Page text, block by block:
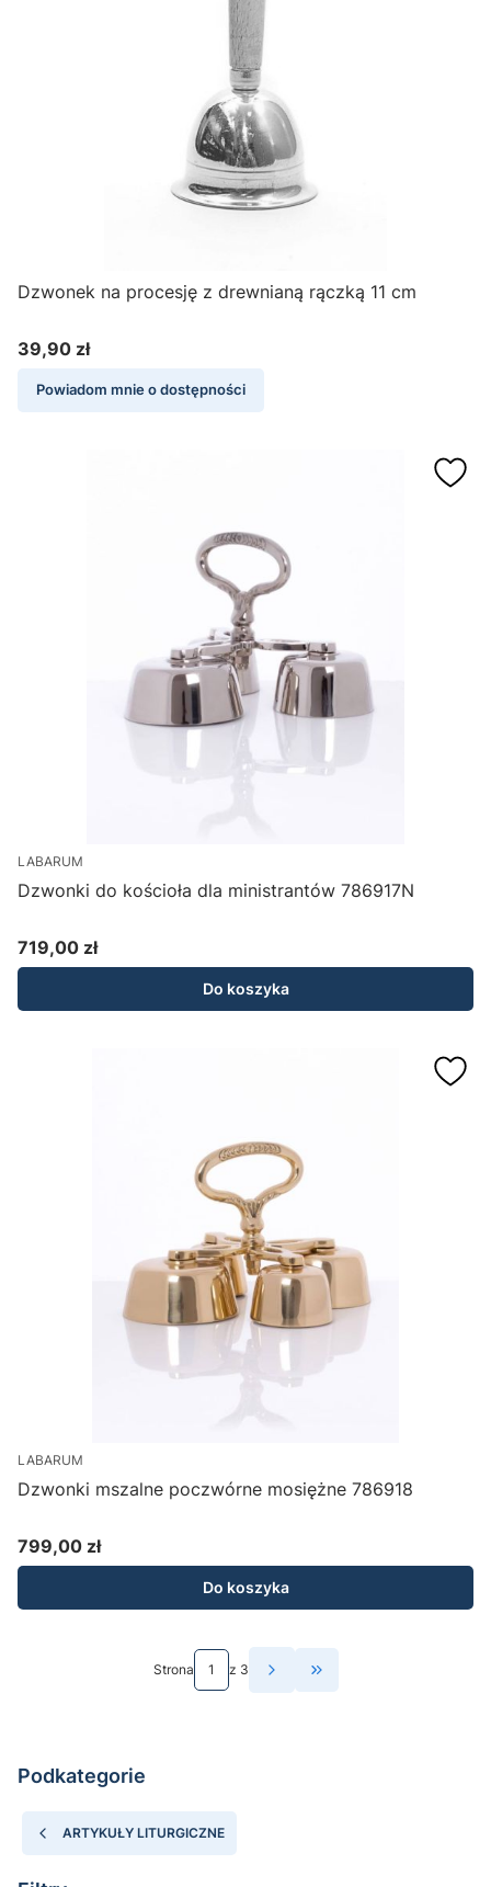
Dzwonek na procesję z drewnianą rączką 11 cm
Cena
39,90 zł
Powiadom mnie o dostępności
LABARUM
Dzwonki do kościoła dla ministrantów 786917N
Cena
719,00 zł
Do koszyka
LABARUM
Dzwonki mszalne poczwórne mosiężne 786918
Cena
799,00 zł
Do koszyka
Strona z 3 Przejdź do ostatniej
Podkategorie
ARTYKUŁY LITURGICZNE